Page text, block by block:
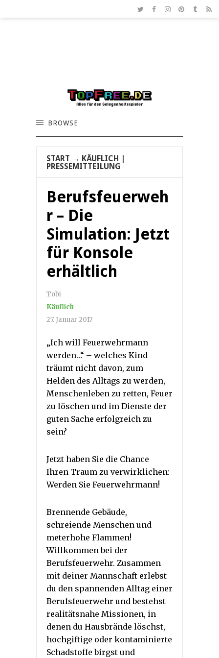
BROWSE
START → KÄUFLICH
PRESSEMITTEILUNG
Berufsfeuerweh
r – Die
Simulation: Jetzt
für Konsole
erhältlich
Tobi
Käuflich
27. Januar 2017
„Ich will Feuerwehrmann
werden…“ – welches Kind
träumt nicht davon, zum
Helden des Alltags zu werden,
Menschenleben zu retten, Feuer
zu löschen und im Dienste der
guten Sache erfolgreich zu
sein?
Jetzt haben Sie die Chance
Ihren Traum zu verwirklichen:
Werden Sie Feuerwehrmann!
Brennende Gebäude,
schreiende Menschen und
meterhohe Flammen!
Willkommen bei der
Berufsfeuerwehr. Zusammen
mit deiner Mannschaft erlebst
du den spannenden Alltag einer
Berufsfeuerwehr und bestehst
realitätsnahe Missionen, in
denen du Hausbrände löschst,
hochgiftige oder kontaminierte
Schadstoffe birgst und